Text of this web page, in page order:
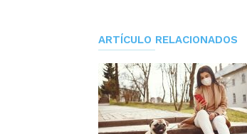
ARTÍCULO RELACIONADOS